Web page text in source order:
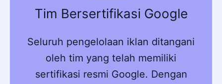
Tim Bersertifikasi Google
Seluruh pengelolaan iklan ditangani
oleh tim yang telah memiliki
sertifikasi resmi Google. Dengan